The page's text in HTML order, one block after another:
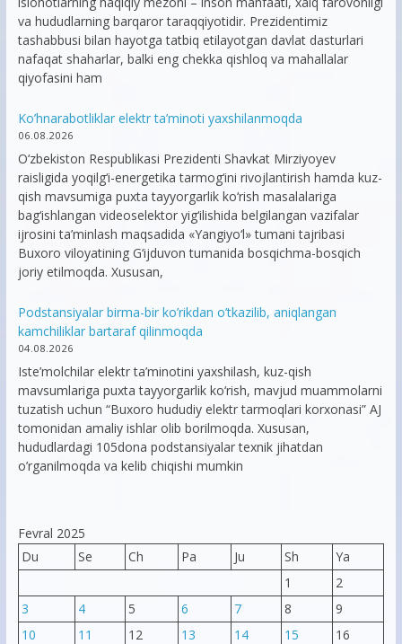
va hududlarning barqaror taraqqiyotidir. Prezidentimiz
tashabbusi bilan hayotga tatbiq etilayotgan davlat dasturlari
nafaqat shaharlar, balki eng chekka qishloq va mahallalar
qiyofasini ham
Ko’hnarabotliklar elektr ta’minoti yaxshilanmoqda
06.08.2026
O‘zbekiston Respublikasi Prezidenti Shavkat Mirziyoyev
raisligida yoqilg‘i-energetika tarmog‘ini rivojlantirish hamda kuz-
qish mavsumiga puxta tayyorgarlik ko‘rish masalalariga
bag‘ishlangan videoselektor yig‘ilishida belgilangan vazifalar
ijrosini ta’minlash maqsadida «Yangiyo‘l» tumani tajribasi
Buxoro viloyatining G‘ijduvon tumanida bosqichma-bosqich
joriy etilmoqda. Xususan,
Podstansiyalar birma-bir ko’rikdan o’tkazilib, aniqlangan
kamchiliklar bartaraf qilinmoqda
04.08.2026
Iste’molchilar elektr ta’minotini yaxshilash, kuz-qish
mavsumlariga puxta tayyorgarlik ko‘rish, mavjud muammolarni
tuzatish uchun “Buxoro hududiy elektr tarmoqlari korxonasi” AJ
tomonidan amaliy ishlar olib borilmoqda. Xususan,
hududlardagi 105dona podstansiyalar texnik jihatdan
o’rganilmoqda va kelib chiqishi mumkin
Fevral 2025
Du
Se Ch Pa Ju Sh
Ya
1
2
3
4 5 6 7 8
9
10
11 12 13 14 15
16